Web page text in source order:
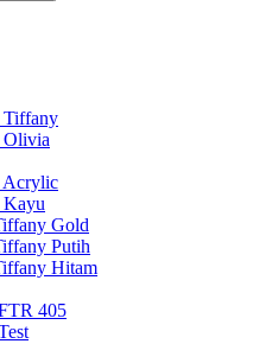
Acrylic
Gold
Putih
Hitam
405